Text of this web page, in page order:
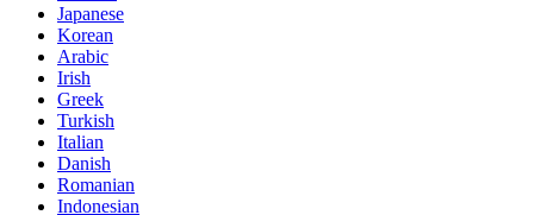
Japanese
Korean
Arabic
Irish
Greek
Turkish
Italian
Danish
Romanian
Indonesian